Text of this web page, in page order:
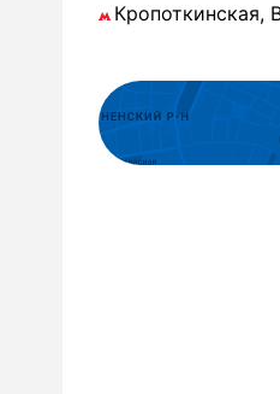
Кропоткинская,